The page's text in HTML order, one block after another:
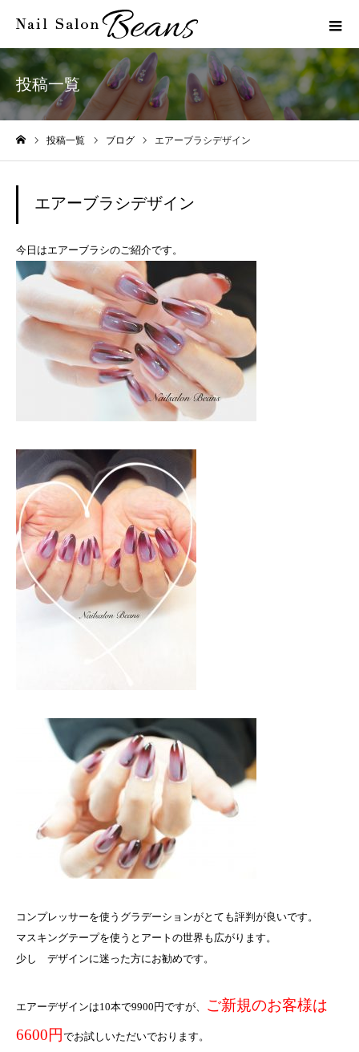
投稿一覧
投稿一覧 ブログ エアーブラシデザイン
エアーブラシデザイン
今日はエアーブラシのご紹介です。
コンプレッサーを使うグラデーションがとても評判が良いです。
マスキングテープを使うとアートの世界も広がります。
少し デザインに迷った方にお勧めです。
エアーデザインは10本で9900円ですが、
ご新規のお客様は
6600円 でお試しいただいでおります。